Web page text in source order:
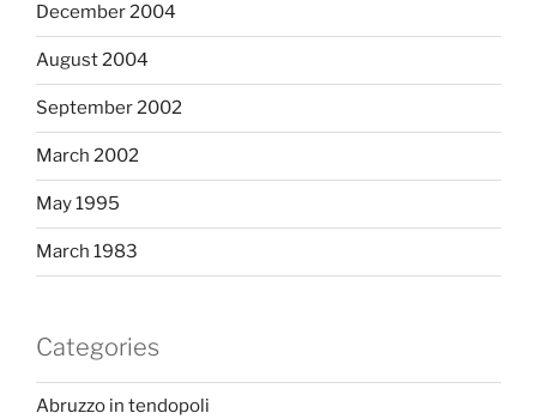
December 2004
August 2004
September 2002
March 2002
May 1995
March 1983
Categories
Abruzzo in tendopoli